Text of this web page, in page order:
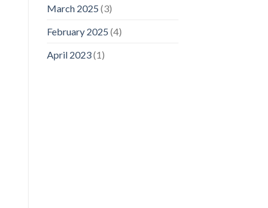
March 2025 (3)
February 2025 (4)
April 2023(1)